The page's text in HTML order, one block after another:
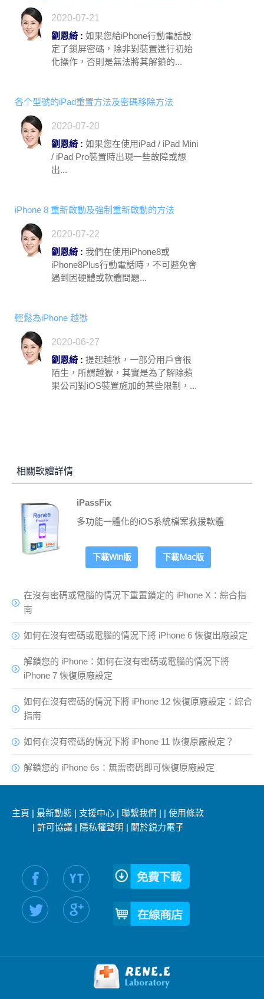
2020-07-21
劉恩綺 : 如果您給iPhone行動電話設
定了鎖屏密碼，除非對裝置進行初始
化操作，否則是無法將其解鎖的...
各个型號的iPad重置方法及密碼移除方法
2020-07-20
劉恩綺 : 如果您在使用iPad / iPad Mini
/ iPad Pro裝置時出現一些故障或想
出...
iPhone 8 重新啟動及強制重新啟動的方法
2020-07-22
劉恩綺 : 我們在使用iPhone8或
iPhone8Plus行動電話時，不可避免會
遇到因硬體或軟體問題...
輕鬆為iPhone 越獄
2020-06-27
劉恩綺 : 提起越獄，一部分用戶會很
陌生，所謂越獄，其實是為了解除蘋
果公司對iOS裝置施加的某些限制，...
相關軟體詳情
iPassFix
多功能一體化的iOS系統檔案救援軟體
下載Win版 下載Mac版
在沒有密碼或電腦的情況下重置鎖定的 iPhone X：綜合指
南
如何在沒有密碼或電腦的情況下將 iPhone 6 恢復出廠設定
解鎖您的 iPhone：如何在沒有密碼或電腦的情況下將
iPhone 7 恢復原廠設定
如何在沒有密碼的情況下將 iPhone 12 恢復原廠設定：綜合
指南
如何在沒有密碼的情況下將 iPhone 11 恢復原廠設定？
解鎖您的 iPhone 6s：無需密碼即可恢復原廠設定
主頁 |最新動態 | 支援中心 |聯繫我們 | |使用條款
| 許可協議| 隱私權聲明 | 關於鋭力電子
社交媒體信息：